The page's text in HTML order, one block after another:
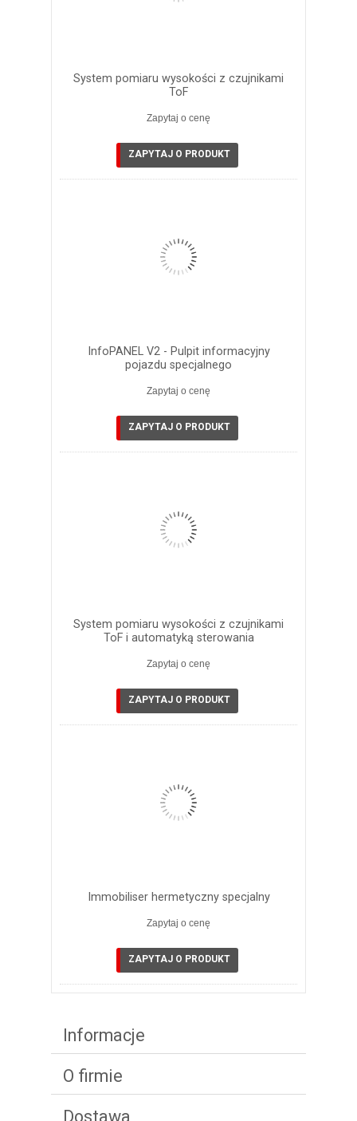
System pomiaru wysokości z czujnikami
ToF
Zapytaj o cenę
ZAPYTAJ O PRODUKT
InfoPANEL V2 - Pulpit informacyjny
pojazdu specjalnego
Zapytaj o cenę
ZAPYTAJ O PRODUKT
System pomiaru wysokości z czujnikami
ToF i automatyką sterowania
Zapytaj o cenę
ZAPYTAJ O PRODUKT
Immobiliser hermetyczny specjalny
Zapytaj o cenę
ZAPYTAJ O PRODUKT
Informacje
O firmie
Dostawa